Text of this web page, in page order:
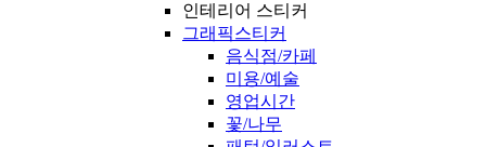
인테리어 스티커
그래픽스티커
음식점/카페
미용/예술
영업시간
꽃/나무